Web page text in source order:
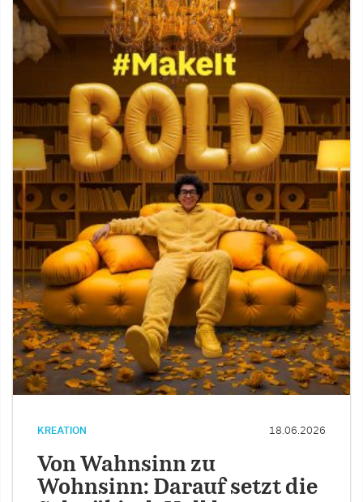
KREATION 18.06.2026
Von Wahnsinn zu
Wohnsinn: Darauf setzt die